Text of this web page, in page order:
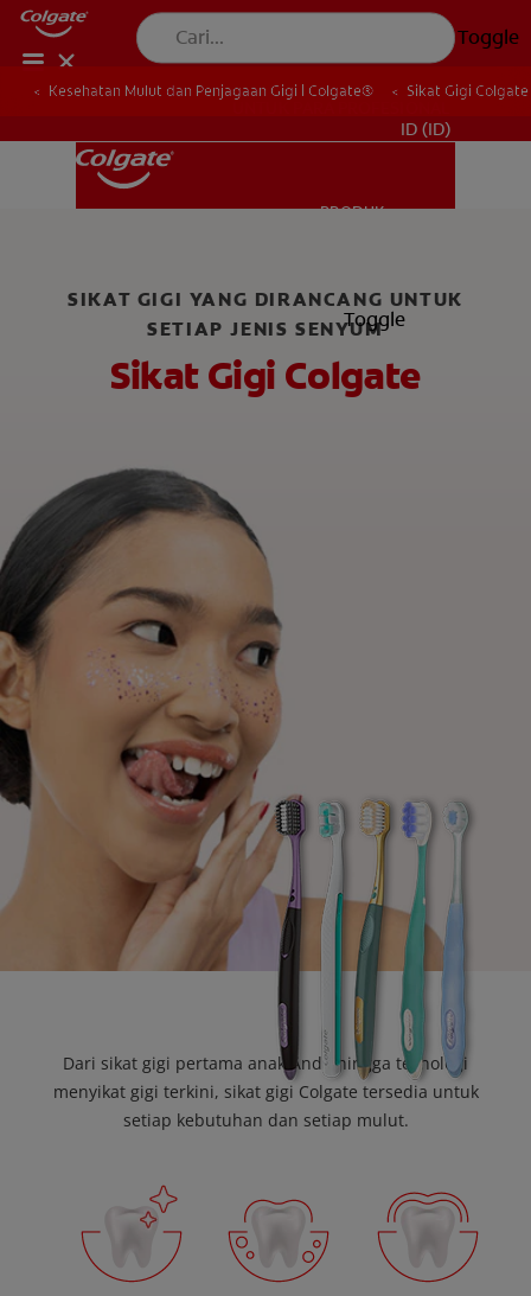
Toggle
KESEHATAN MULUT
ID (ID)
PRODUK
KESEHATAN MULUT
Toggle
Kesehatan Mulut dan Penjagaan Gigi | Colgate® Sikat Gigi Colgate
SIKAT GIGI YANG DIRANCANG UNTUK
SETIAP JENIS SENYUM
Sikat Gigi Colgate
Dari sikat gigi pertama anak Anda hingga teknologi
menyikat gigi terkini, sikat gigi Colgate tersedia untuk
setiap kebutuhan dan setiap mulut.